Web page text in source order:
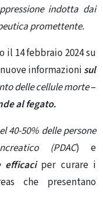
indotta dai
promettente.
14 febbraio 2024 su
informazioni sul
delle cellule morte–
al fegato.
40-50% delle persone
(PDAC) e
efficaciper curare i
che presentano